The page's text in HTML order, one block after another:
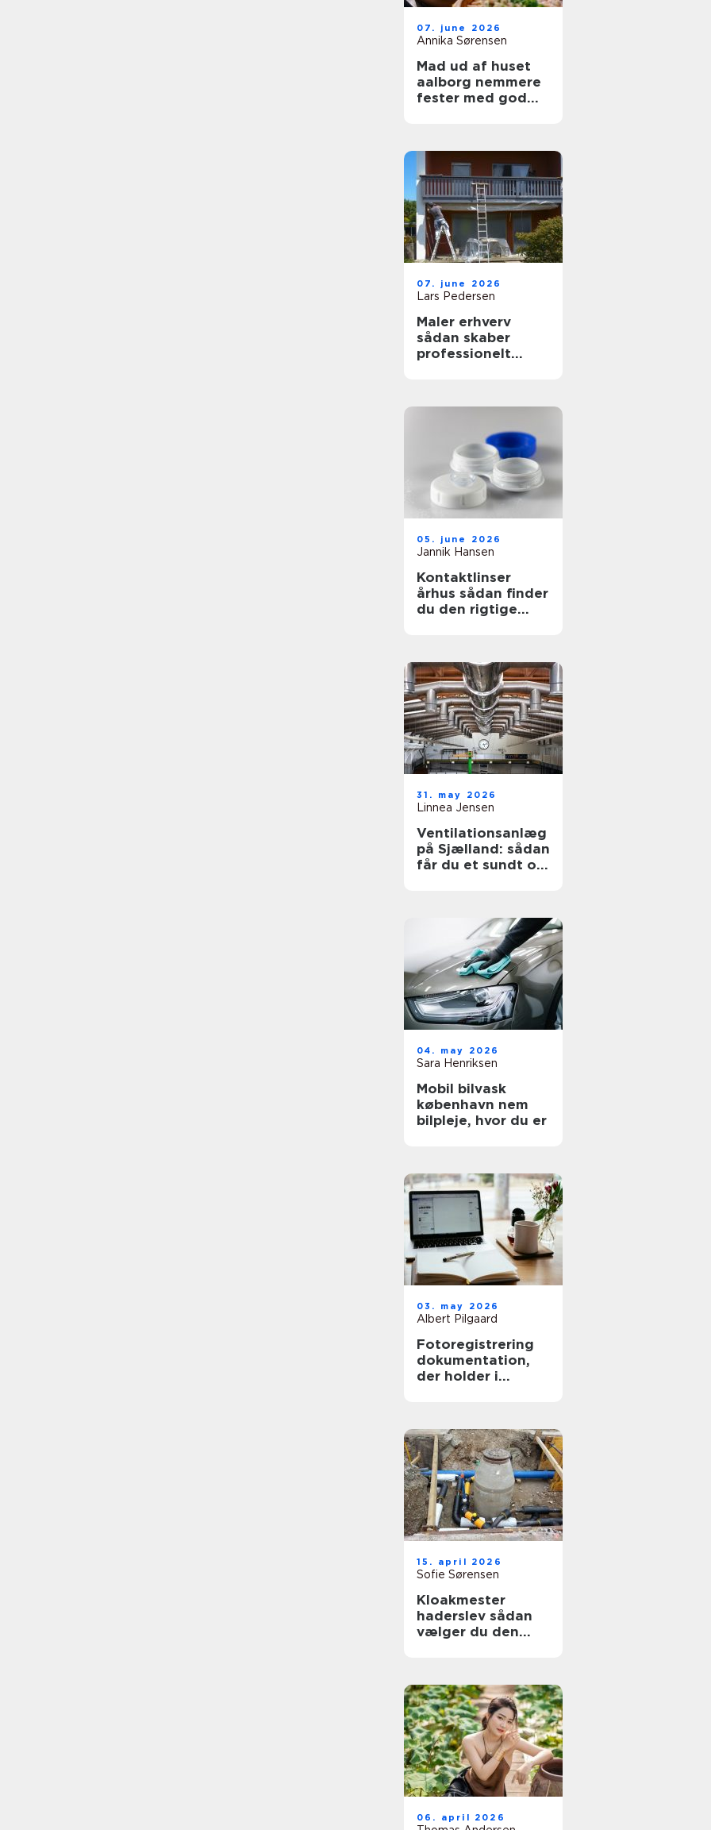
07. june 2026
Annika Sørensen
Mad ud af huset
aalborg nemmere
fester med god
07. june 2026
Lars Pedersen
Maler erhverv
sådan skaber
professionelt
05. june 2026
Jannik Hansen
Kontaktlinser
århus sådan finder
du den rigtige
31. may 2026
Linnea Jensen
Ventilationsanlæg
på Sjælland: sådan
får du et sundt og
04. may 2026
Sara Henriksen
Mobil bilvask
københavn nem
bilpleje, hvor du er
03. may 2026
Albert Pilgaard
Fotoregistrering
dokumentation,
der holder i
15. april 2026
Sofie Sørensen
Kloakmester
haderslev sådan
vælger du den
06. april 2026